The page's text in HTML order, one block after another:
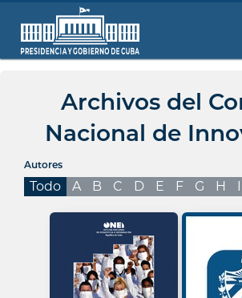
Archivos del
Nacional de
Autores
Todo A B C D E F G H I